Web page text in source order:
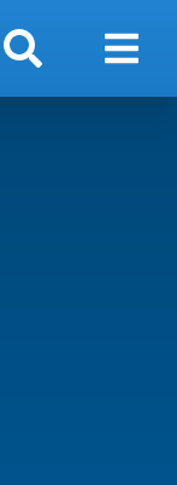
搜索 顯示